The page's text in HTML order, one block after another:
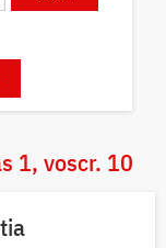
1, voscr. 10